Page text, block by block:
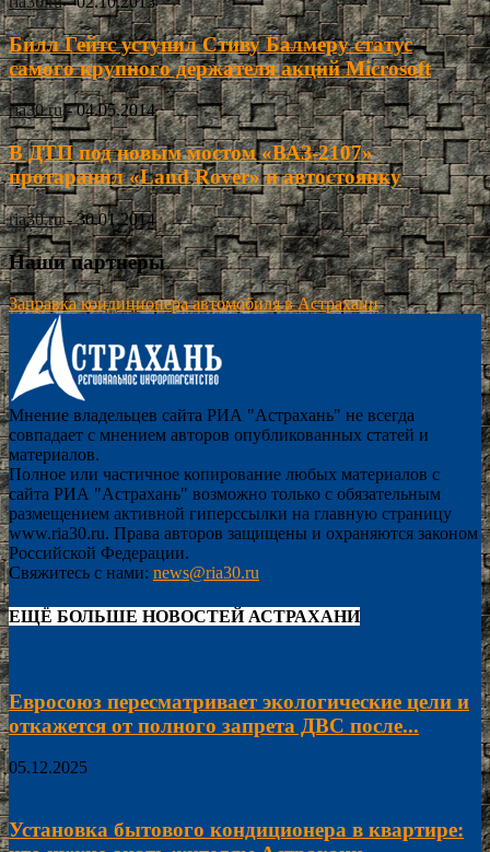
Билл Гейтс уступил Стиву Балмеру статус
самого крупного держателя акций Microsoft
ria30.ru - 04.05.2014
В ДТП под новым мостом «ВАЗ-2107»
протаранил «Land Rover» и автостоянку
ria30.ru - 30.01.2014
Наши партнёры
Заправка кондиционера автомобиля в Астрахани
Мнение владельцев сайта РИА "Астрахань" не всегда
совпадает с мнением авторов опубликованных статей и
материалов.
Полное или частичное копирование любых материалов с
сайта РИА "Астрахань" возможно только с обязательным
размещением активной гиперссылки на главную страницу
www.ria30.ru. Права авторов защищены и охраняются законом
Российской Федерации.
Свяжитесь с нами: news@ria30.ru
ЕЩЁ БОЛЬШЕ НОВОСТЕЙ АСТРАХАНИ
Евросоюз пересматривает экологические цели и
откажется от полного запрета ДВС после...
05.12.2025
Установка бытового кондиционера в квартире: